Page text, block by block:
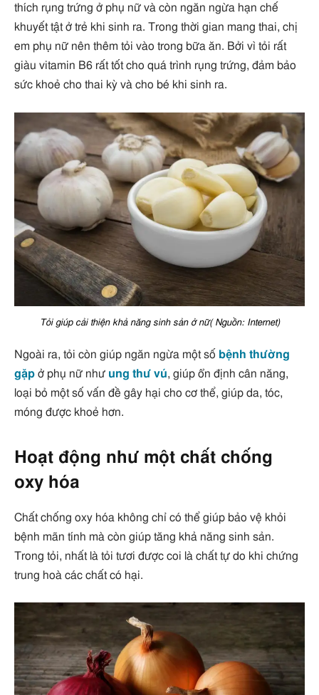
thích rụng trứng ở phụ nữ và còn ngăn ngừa hạn chế
khuyết tật ở trẻ khi sinh ra. Trong thời gian mang thai, chị
em phụ nữ nên thêm tỏi vào trong bữa ăn. Bởi vì tỏi rất
giàu vitamin B6 rất tốt cho quá trình rụng trứng, đảm bảo
sức khoẻ cho thai kỳ và cho bé khi sinh ra.
Tỏi giúp cải thiện khả năng sinh sản ở nữ( Nguồn: Internet)
Ngoài ra, tỏi còn giúp ngăn ngừa một số bệnh thường
gặp ở phụ nữ như ung thư vú, giúp ổn định cân năng,
loại bỏ một số vấn đề gây hại cho cơ thể, giúp da, tóc,
móng được khoẻ hơn.
Hoạt động như một chất chống
oxy hóa
Chất chống oxy hóa không chỉ có thể giúp bảo vệ khỏi
bệnh mãn tính mà còn giúp tăng khả năng sinh sản.
Trong tỏi, nhất là tỏi tươi được coi là chất tự do khi chứng
trung hoà các chất có hại.